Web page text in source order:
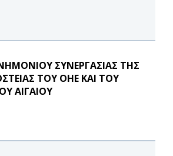
ΣΥΝΕΡΓΑΣΙΑΣ ΤΗΣ
ΤΟΥ ΟΗΕ ΚΑΙ ΤΟΥ
ΑΙΓΑΙΟΥ